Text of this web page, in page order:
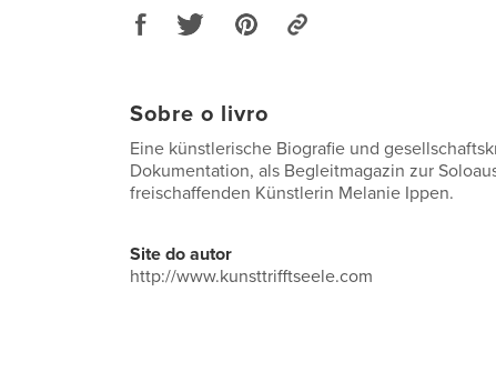
Sobre o livro
Eine künstlerische Biografie und
Dokumentation, als Begleitmagazin zur
freischaffenden Künstlerin Melanie Ippen.
Site do autor
http://www.kunsttrifftseele.com